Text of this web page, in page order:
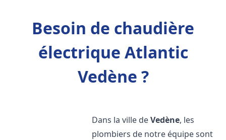
Besoin de chaudière
électrique Atlantic
Vedène ?
Dans la ville deVedène, les
plombiers de notre équipe sont